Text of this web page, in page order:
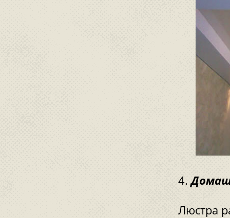
Люстра